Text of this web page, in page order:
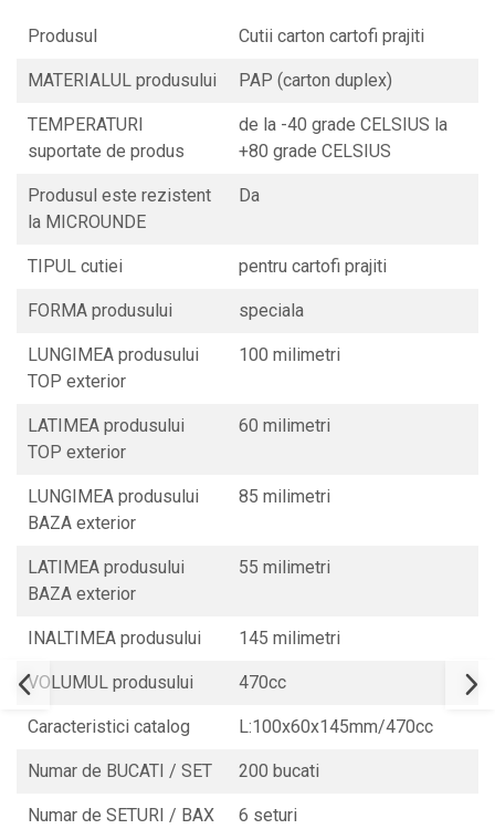
PALETINE LEMN
Produsul Cutii carton cartofi prajiti
MATERIALUL produsului PAP (carton duplex)
TEMPERATURI
suportate de produs
de la -40 grade CELSIUS la
+80 grade CELSIUS
Produsul este rezistent
la MICROUNDE
Da
TIPUL cutiei pentru cartofi prajiti
FORMA produsului speciala
LUNGIMEA produsului
TOP exterior
100 milimetri
LATIMEA produsului
TOP exterior
60 milimetri
LUNGIMEA produsului
BAZA exterior
85 milimetri
LATIMEA produsului
BAZA exterior
55 milimetri
INALTIMEA produsului 145 milimetri
VOLUMUL produsului 470cc
Caracteristici catalog L:100x60x145mm/470cc
Numar de BUCATI / SET 200 bucati
Numar de SETURI / BAX 6 seturi